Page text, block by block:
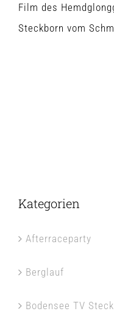
Film des
Steckborn vom
Kategorien
Afterraceparty
Berglauf
Bodensee TV